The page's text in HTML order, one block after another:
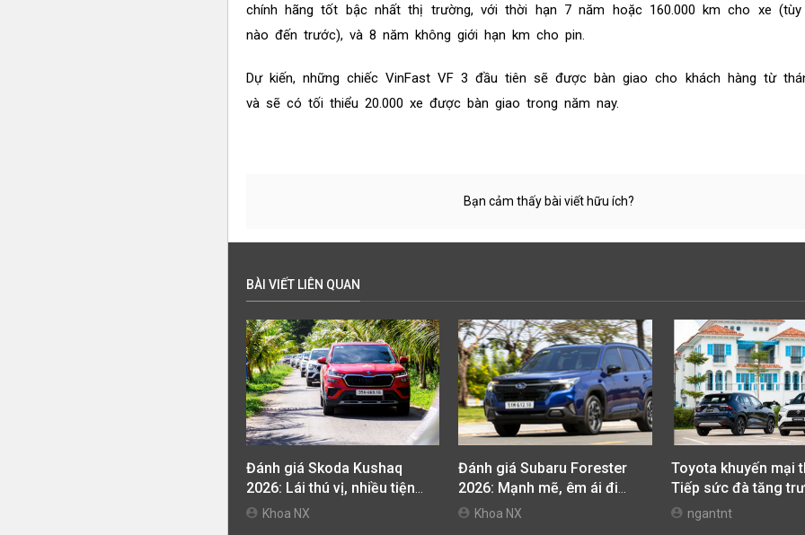
chính hãng tốt bậc nhất thị trường, với thời hạn 7 năm hoặc 160.000 km cho xe (tùy
nào đến trước), và 8 năm không giới hạn km cho pin.
Dự kiến, những chiếc VinFast VF 3 đầu tiên sẽ được bàn giao cho khách hàng từ
và sẽ có tối thiểu 20.000 xe được bàn giao trong năm nay.
Bạn cảm thấy bài viết hữu ích?
BÀI VIẾT LIÊN QUAN
Đánh giá Skoda Kushaq
2026: Lái thú vị, nhiều tiện
nghi, giá cạnh tranh
Khoa NX
Đánh giá Subaru Forester
2026: Mạnh mẽ, êm ái đi
cùng hệ thống ADAS hoàn
Khoa NX
Toyota khuyến mại
Tiếp sức đà tăng
ưu chi phí mua xe
ngantnt